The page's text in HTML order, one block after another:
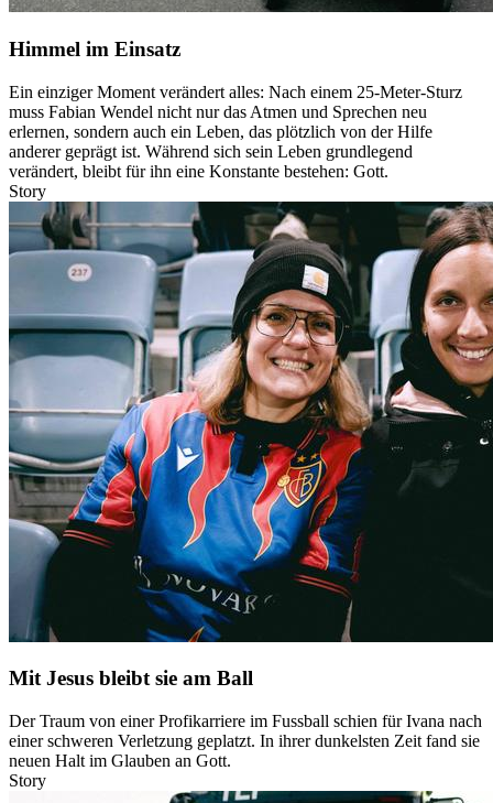
Himmel im Einsatz
Ein einziger Moment verändert alles: Nach einem 25-Meter-Sturz
muss Fabian Wendel nicht nur das Atmen und Sprechen neu
erlernen, sondern auch ein Leben, das plötzlich von der Hilfe
anderer geprägt ist. Während sich sein Leben grundlegend
verändert, bleibt für ihn eine Konstante bestehen: Gott.
Story
Mit Jesus bleibt sie am Ball
Der Traum von einer Profikarriere im Fussball schien für Ivana nach
einer schweren Verletzung geplatzt. In ihrer dunkelsten Zeit fand sie
neuen Halt im Glauben an Gott.
Story